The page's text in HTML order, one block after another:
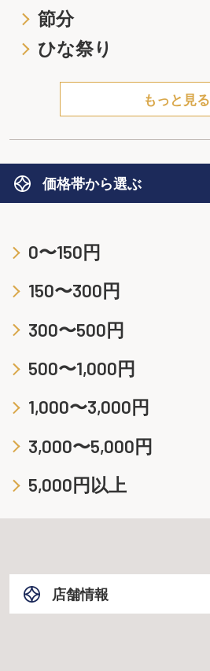
節分
ひな祭り
もっと見る
価格帯から選ぶ
0〜150円
150〜300円
300〜500円
500〜1,000円
1,000〜3,000円
3,000〜5,000円
5,000円以上
店舗情報